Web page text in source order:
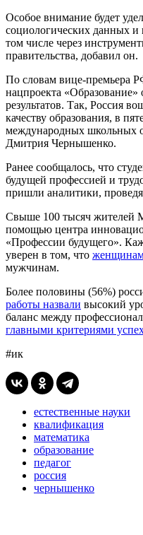
Особое внимание будет
социологических данных
том числе через
правительства, добавил он.
По словам вице-премьера
нацпроекта «Образование»
результатов. Так, Россия
качеству образования, в
международных школьных
Дмитрия Чернышенко.
Ранее сообщалось, что
будущей профессией и
пришли аналитики,
Свыше 100 тысяч жителей
помощью центра
«Профессии будущего».
уверен в том, что женщинам
мужчинам.
Более половины (56%)
работы назвали высокий
баланс между
главными критериями
#ик
естественные науки
квалификация
математика
образование
педагог
россия
чернышенко